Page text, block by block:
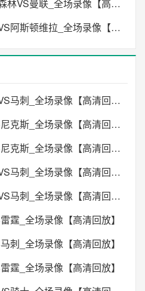
2026年05月17日 诺丁汉森林VS曼联_全场录像【高清回放】
2026年05月16日 利物浦VS阿斯顿维拉_全场录像【高清回放】
2026年06月14日 尼克斯VS马刺_全场录像【高清回放】
2026年06月11日 马刺VS尼克斯_全场录像【高清回放】
2026年06月09日 马刺VS尼克斯_全场录像【高清回放】
2026年06月06日 尼克斯VS马刺_全场录像【高清回放】
2026年06月04日 尼克斯VS马刺_全场录像【高清回放】
霆_全场录像【高清回放】
刺_全场录像【高清回放】
霆_全场录像【高清回放】